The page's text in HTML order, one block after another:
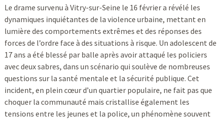
Le drame survenu à Vitry-sur-Seine le 16 février a révélé les
dynamiques inquiétantes de la violence urbaine, mettant en
lumière des comportements extrêmes et des réponses des
forces de l’ordre face à des situations à risque. Un adolescent de
17 ans a été blessé par balle après avoir attaqué les policiers
avec deux sabres, dans un scénario qui soulève de nombreuses
questions sur la santé mentale et la sécurité publique. Cet
incident, en plein cœur d’un quartier populaire, ne fait pas que
choquer la communauté mais cristallise également les
tensions entre les jeunes et la police, un phénomène souvent